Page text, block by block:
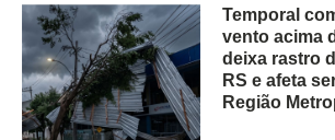
Temporal
vento acima
deixa rastro
RS e afeta
Região